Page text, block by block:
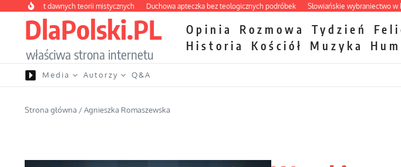
Przejdź do treści
dawnych teorii mistycznych Duchowa apteczka bez teologicznych podróbek Słowiańskie wybraniectwo w
DlaPolski.PL
właściwa strona internetu
Opinia Rozmowa Tydzień
Historia
Kościół Muzyka
Media Autorzy Q&A
Strona główna /Agnieszka Romaszewska